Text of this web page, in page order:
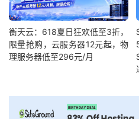
衡天云：618夏日狂欢低至3折，
限量抢购，云服务器12元起，物
理服务器低至296元/月